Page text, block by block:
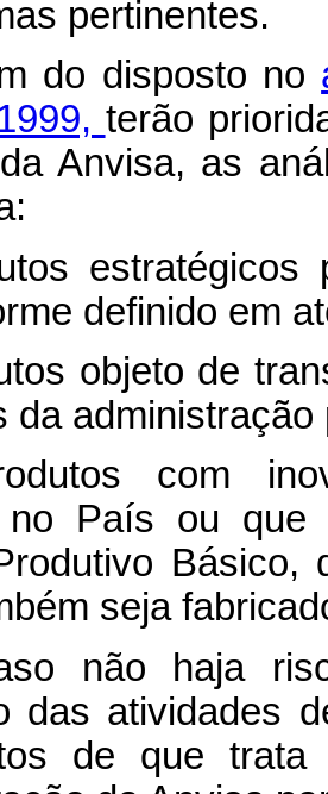
pertinentes.
do disposto no
terão
Anvisa, as
definido em
objeto de
da administração
com
no País ou
Básico,
seja
não haja
das atividades
de que